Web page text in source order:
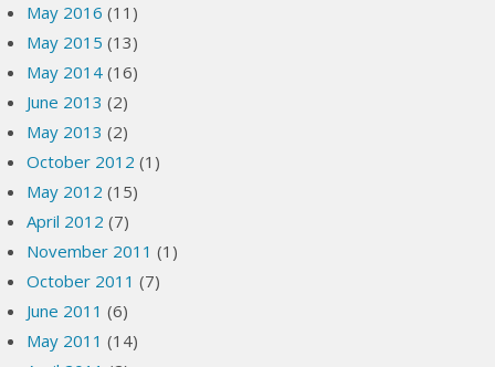
May 2016 (11)
May 2015 (13)
May 2014 (16)
June 2013 (2)
May 2013 (2)
October 2012 (1)
May 2012 (15)
April 2012 (7)
November 2011 (1)
October 2011 (7)
June 2011 (6)
May 2011 (14)